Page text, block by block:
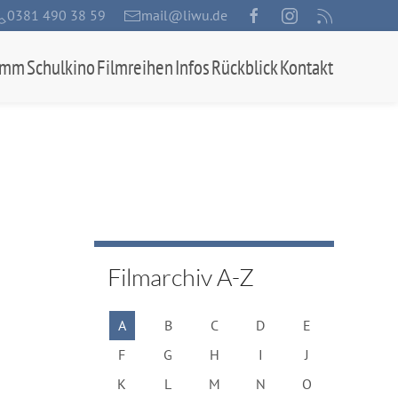
0381 490 38 59 mail@liwu.de
SchulkinoFilmreihenInfosRückblickKontakt
Filmarchiv A-Z
A B C D
E
F
G H I
J
K
L M N
O